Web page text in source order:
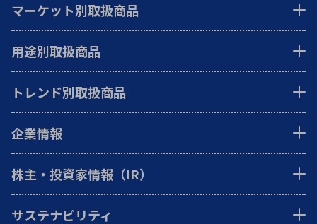
マーケット別取扱商品
用途別取扱商品
トレンド別取扱商品
企業情報
株主・投資家情報（IR）
サステナビリティ